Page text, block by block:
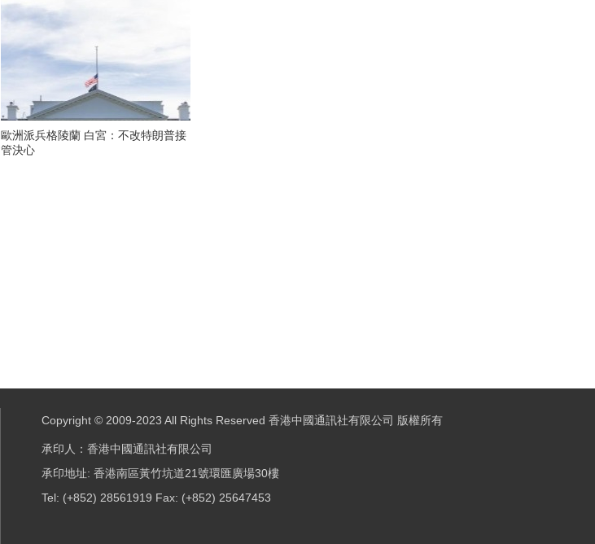
歐洲派兵格陵蘭 白宮：不改特朗普接
管決心
Copyright © 2009-2023 All Rights Reserved 香港中國通訊社有限公司 版權所有
承印人：香港中國通訊社有限公司
承印地址: 香港南區黃竹坑道21號環匯廣場30樓
Tel: (+852) 28561919 Fax: (+852) 25647453